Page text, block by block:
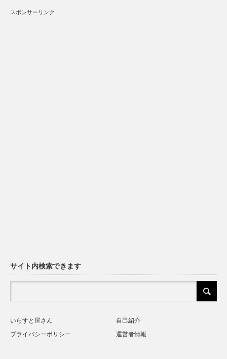
スポンサーリンク
サイト内検索できます
いらすと屋さん
自己紹介
プライバシーポリシー
運営者情報